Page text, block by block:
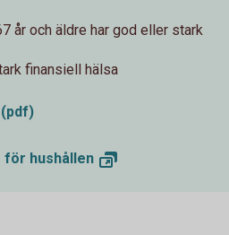
år och äldre har god eller stark
finansiell hälsa
för hushållen